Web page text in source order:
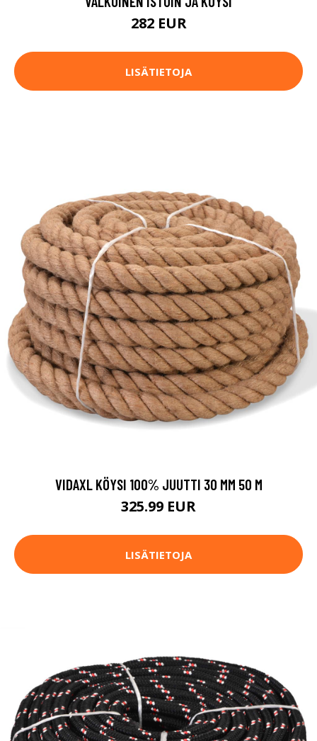
282 EUR
LISÄTIETOJA
VIDAXL KÖYSI 100% JUUTTI 30 MM 50 M
325.99 EUR
LISÄTIETOJA